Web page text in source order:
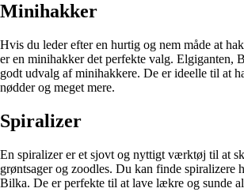
Minihakker
Hvis du leder efter en hurtig og nem måde at
er en minihakker det perfekte valg. Elgiganten,
godt udvalg af minihakkere. De er ideelle til at
nødder og meget mere.
Spiralizer
En spiralizer er et sjovt og nyttigt værktøj til at
grøntsager og zoodles. Du kan finde spiralizere
Bilka. De er perfekte til at lave lækre og sunde